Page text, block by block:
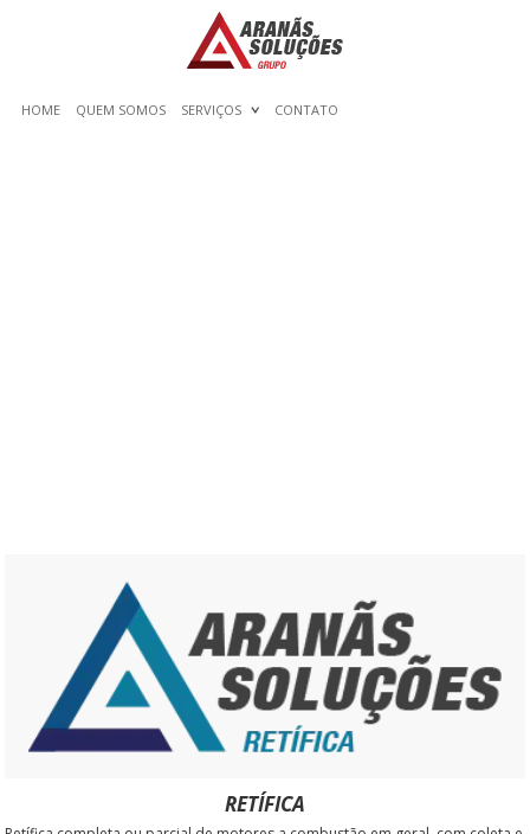
HOME QUEM SOMOS SERVIÇOS CONTATO
RETÍFICA